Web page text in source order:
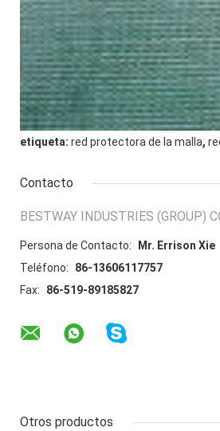
etiqueta: red protectora de la malla,
Contacto
BESTWAY INDUSTRIES (GROUP)
Persona de Contacto:
Mr. Errison Xie
Teléfono:
86-13606117757
Fax:
86-519-89185827
Otros productos